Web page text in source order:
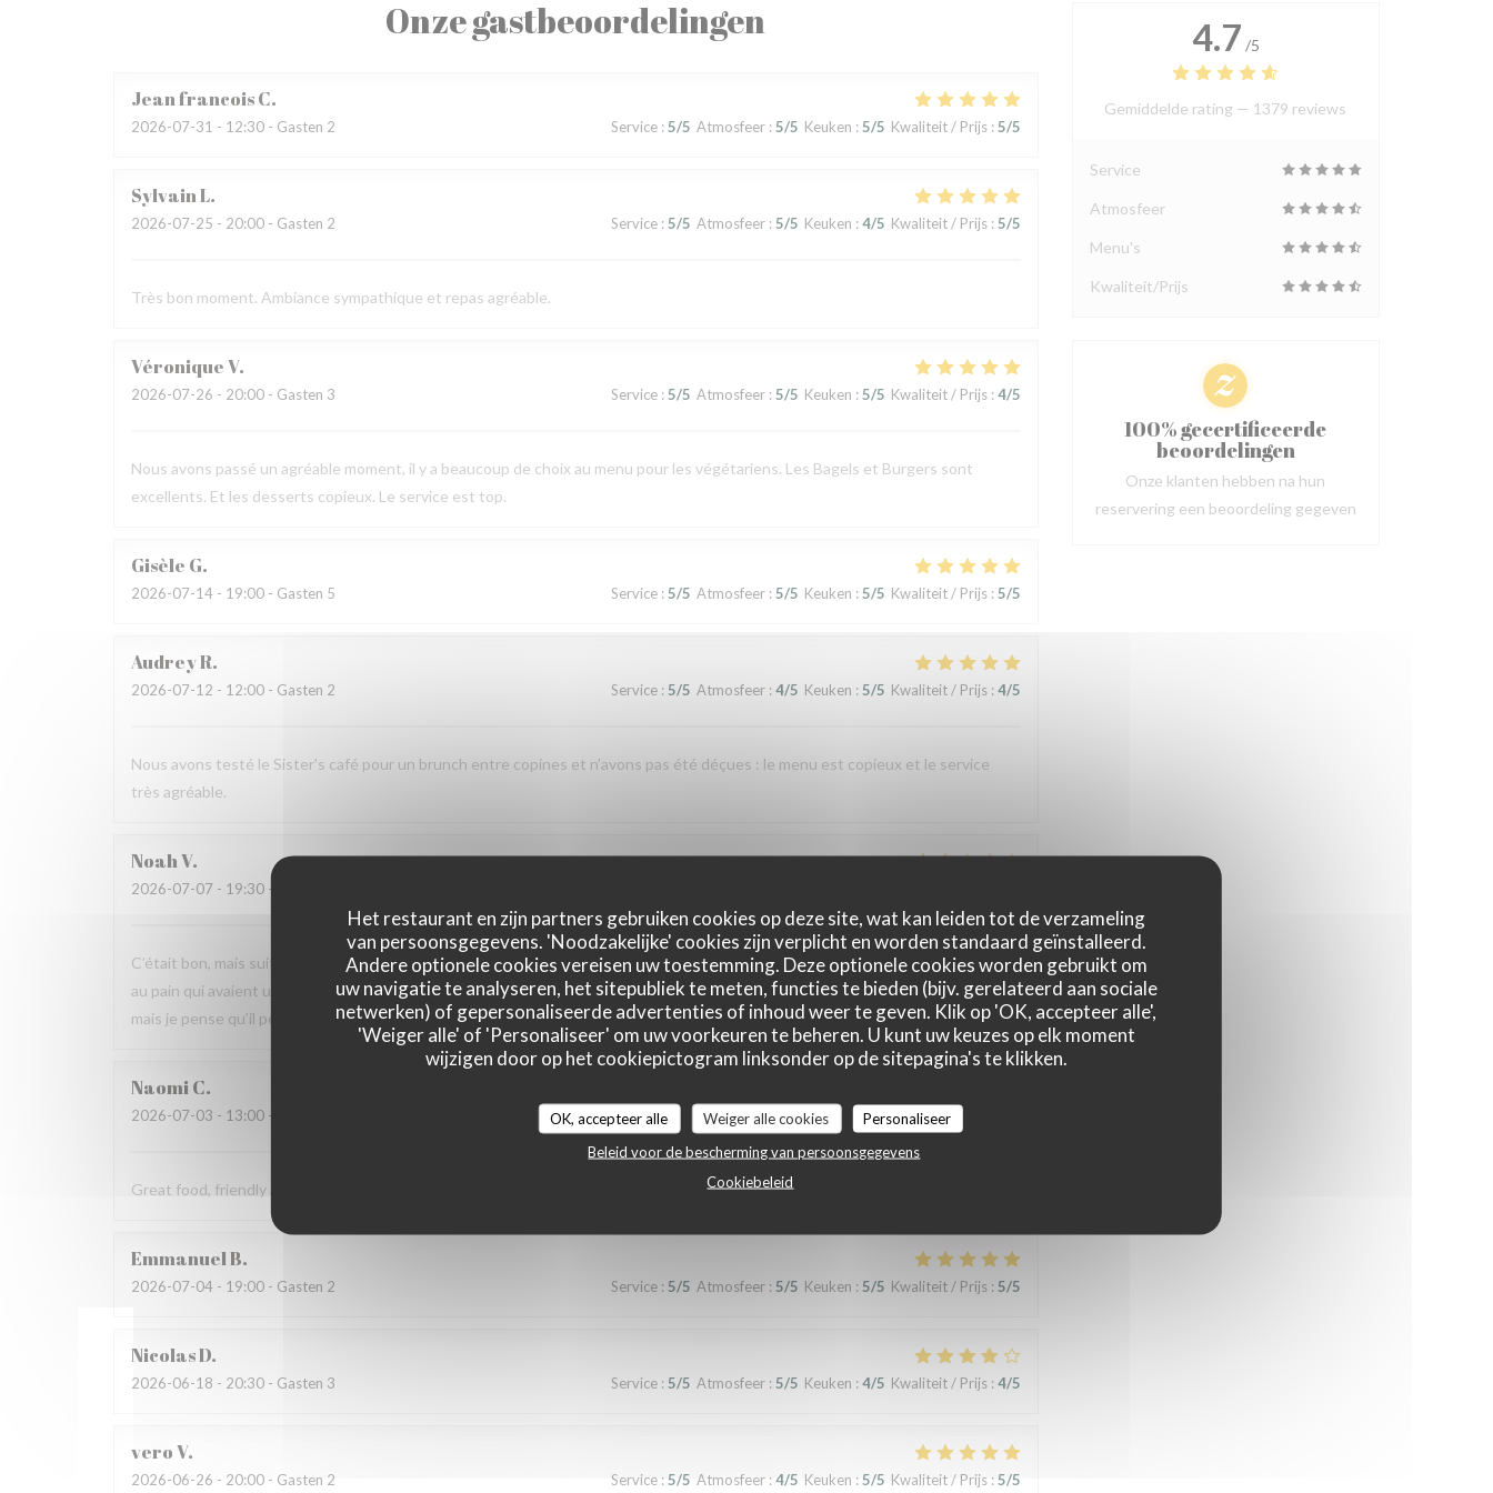
Het restaurant en zijn partners gebruiken cookies op deze site, wat kan leiden tot de verzameling
van persoonsgegevens. 'Noodzakelijke' cookies zijn verplicht en worden standaard geïnstalleerd.
Andere optionele cookies vereisen uw toestemming. Deze optionele cookies worden gebruikt om
uw navigatie te analyseren, het sitepubliek te meten, functies te bieden (bijv. gerelateerd aan sociale
netwerken) of gepersonaliseerde advertenties of inhoud weer te geven. Klik op 'OK, accepteer alle',
'Weiger alle' of 'Personaliseer' om uw voorkeuren te beheren. U kunt uw keuzes op elk moment
wijzigen door op het cookiepictogram linksonder op de sitepagina's te klikken.
OK, accepteer alle Weiger alle cookies
Personaliseer
Beleid voor de bescherming van persoonsgegevens
Cookiebeleid
Onze gastbeoordelingen
Jean francoisC
2026-07-31 - 12:30 - Gasten 2 Service: 5/5 Atmosfeer: 5/5 Keuken : 5/5 Kwaliteit / Prijs: 5/5
SylvainL
2026-07-25 - 20:00 - Gasten 2 Service: 5/5 Atmosfeer: 5/5 Keuken : 4/5 Kwaliteit / Prijs: 5/5
Très bon moment. Ambiance sympathique et repas agréable.
VéroniqueV
2026-07-26 - 20:00 - Gasten 3 Service: 5/5 Atmosfeer: 5/5 Keuken : 5/5 Kwaliteit / Prijs: 4/5
Nous avons passé un agréable moment, il y a beaucoup de choix au menu pour les végétariens. Les Bagels et Burgers sont
excellents. Et les desserts copieux. Le service est top.
Gisèle G
2026-07-14 - 19:00 - Gasten 5 Service: 5/5 Atmosfeer: 5/5 Keuken : 5/5 Kwaliteit / Prijs: 5/5
AudreyR
2026-07-12 - 12:00 - Gasten 2 Service: 5/5 Atmosfeer: 4/5 Keuken : 5/5 Kwaliteit / Prijs: 4/5
Nous avons testé le Sister's café pour un brunch entre copines et n'avons pas été déçues : le menu est copieux et le service
très agréable.
NoahV
2026-07-07 - 19:30 - Gasten 6
C’était bon, mais suite à la soirée j’ai fait une violente indigestion qui a nécessité un lavement. C’est sûrement dû à la viande et
au pain qui avaient un goût légèrement avarié, comme si elle avait pris un coup de chaud. Je ne recommande pas ce restaurant,
mais je pense qu’il peut s’améliorer.
NaomiC
2026-07-03 - 13:00 - Gasten 4 Service:5 Atmosfeer:5/5 Keuken 5/5 Kwaliteit / Prijs
Great food, friendly and welcoming staff. Lovely experience!
EmmanuelB
2026-07-04 - 19:00 - Gasten 2 Service: 5/5 Atmosfeer: 5/5 Keuken : 5/5 Kwaliteit / Prijs: 5/5
NicolasD
2026-06-18 - 20:30 - Gasten 3 Service: 5/5 Atmosfeer: 5/5 Keuken : 4/5 Kwaliteit / Prijs: 4/5
veroV
2026-06-26 - 20:00 - Gasten 2 Service: 5/5 Atmosfeer: 4/5 Keuken : 5/5 Kwaliteit / Prijs: 5/5
4.7 /5
Gemiddelde rating — 1379 reviews
Service
Atmosfeer
Menu's
Kwaliteit/Prijs
100% gecertificeerde
beoordelingen
Onze klanten hebben na hun
reservering een beoordeling gegeven